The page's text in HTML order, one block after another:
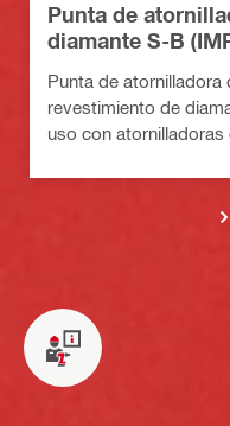
Punta de
diamante S-B
Punta de
revestimiento de
uso con